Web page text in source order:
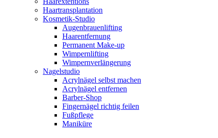
Haartransplantation
Kosmetik-Studio
Augenbrauenlifting
Haarentfernung
Permanent Make-up
Wimpernlifting
Wimpernverlängerung
Nagelstudio
Acrylnägel selbst machen
Acrylnägel entfernen
Barber-Shop
Fingernägel richtig feilen
Fußpflege
Maniküre